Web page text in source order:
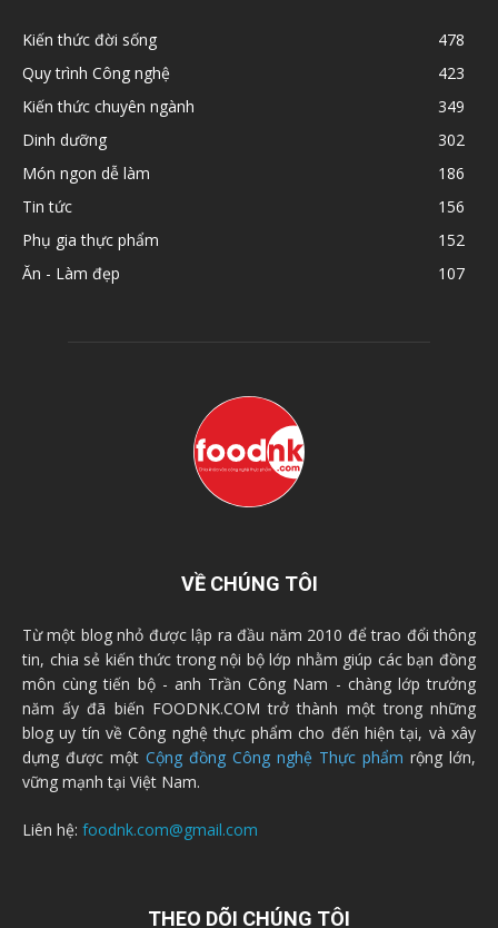
Kiến thức đời sống
478
Quy trình Công nghệ
423
Kiến thức chuyên ngành
349
Dinh dưỡng
302
Món ngon dễ làm
186
Tin tức
156
Phụ gia thực phẩm
152
Ăn - Làm đẹp
107
VỀ CHÚNG TÔI
Từ một blog nhỏ được lập ra đầu năm 2010 để trao đổi thông
tin, chia sẻ kiến thức trong nội bộ lớp nhằm giúp các bạn đồng
môn cùng tiến bộ - anh Trần Công Nam - chàng lớp trưởng
năm ấy đã biến FOODNK.COM trở thành một trong những
blog uy tín về Công nghệ thực phẩm cho đến hiện tại, và xây
dựng được một Cộng đồng Công nghệ Thực phẩm rộng lớn,
vững mạnh tại Việt Nam.
Liên hệ: foodnk.com@gmail.com
THEO DÕI CHÚNG TÔI